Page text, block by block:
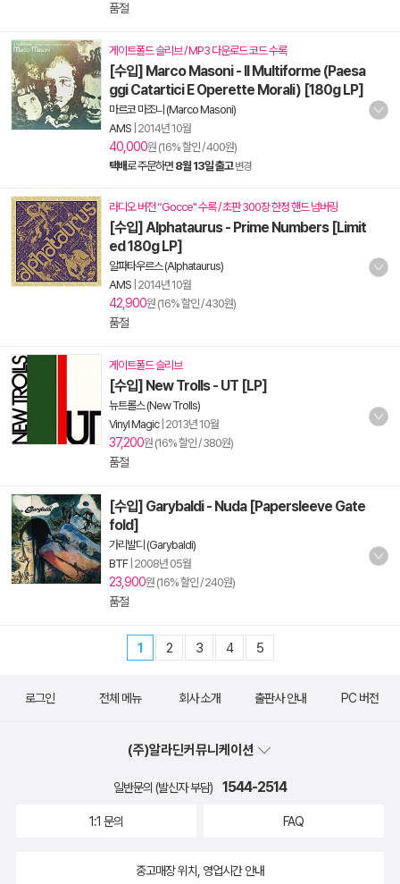
품절
게이트폴드 슬리브 / MP3 다운로드 코드 수록
[수입] Marco Masoni - Il Multiforme (Paesa
ggi Catartici E Operette Morali) [180g LP]
마르코 마조니 (Marco Masoni)
AMS 2014년 10월
40,000원 (16% 할인 / 400원)
택배로 주문하면 8월 13일 출고 변경
라디오 버전 “Gocce" 수록 / 초판 300장 한정 핸드 넘버링
[수입] Alphataurus - Prime Numbers [Limit
ed 180g LP]
알파타우르스 (Alphataurus)
AMS 2014년 10월
42,900원 (16% 할인 / 430원)
품절
게이트폴드 슬리브
[수입] New Trolls - UT [LP]
뉴트롤스 (New Trolls)
Vinyl Magic| 2013년 10월
37,200원 (16% 할인 / 380원)
품절
[수입] Garybaldi - Nuda [Papersleeve Gate
fold]
가리발디 (Garybaldi)
BTF| 2008년 05월
23,900원 (16% 할인 / 240원)
품절
1 2 3 4 5
로그인 전체 메뉴 회사 소개 출판사 안내 PC 버전
(주)알라딘커뮤니케이션
일반문의 (발신자 부담) 1544-2514
1:1 문의 FAQ
중고매장 위치, 영업시간 안내